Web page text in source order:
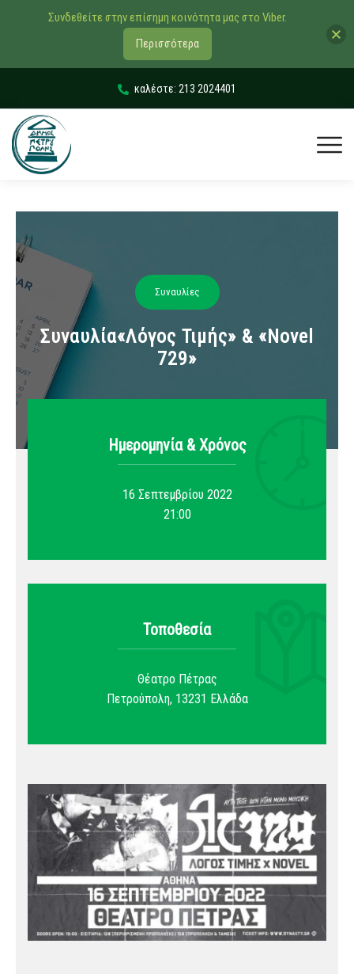
καλέστε: 213 2024401
Συναυλίες
Συναυλία«Λόγος Τιμής» & «Novel
729»
Ημερομηνία & Xρόνος
16 Σεπτεμβρίου 2022
21:00
Τοποθεσία
Θέατρο Πέτρας
Πετρούπολη, 13231 Ελλάδα
Συνδεθείτε στην επίσημη κοινότητα μας στο Viber.
Περισσότερα